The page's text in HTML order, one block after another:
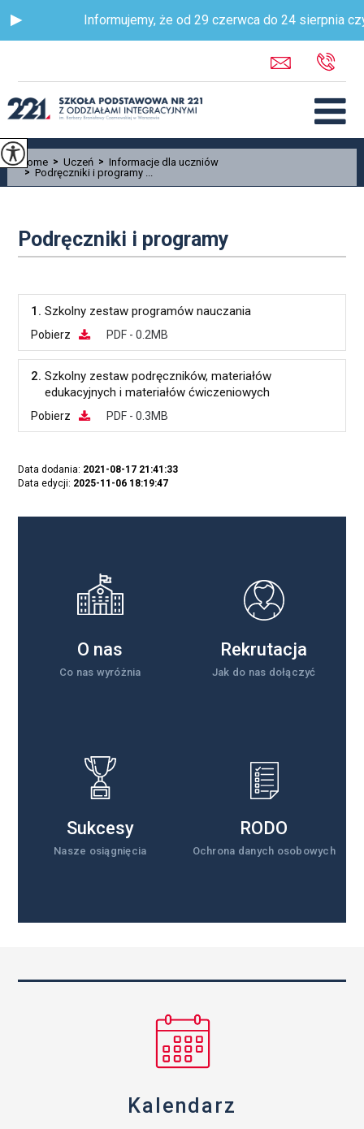
Informujemy, że od 29 czerwca do 24 sierpnia
Home > Uczeń > Informacje dla uczniów
> Podręczniki i programy ...
Podręczniki i programy
1.Szkolny zestaw programów nauczania
Pobierz PDF - 0.2MB
2.Szkolny zestaw podręczników, materiałów
edukacyjnych i materiałów ćwiczeniowych
Pobierz PDF - 0.3MB
Data dodania: 2021-08-17 21:41:33
Data edycji: 2025-11-06 18:19:47
O nas
Co nas wyróżnia
Rekrutacja
Jak do nas dołączyć
Sukcesy
Nasze osiągnięcia
RODO
Ochrona danych osobowych
Kalendarz